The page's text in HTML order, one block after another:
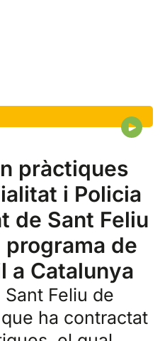
pràctiques
i Policia
de Sant Feliu
de
a Catalunya
Sant Feliu de
ha contractat